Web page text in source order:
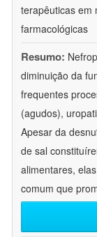
terapêuticas em
farmacológicas
Resumo:
diminuição da
frequentes
(agudos),
Apesar da
de sal
alimentares,
comum que